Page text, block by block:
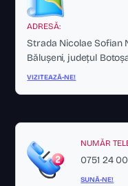
ADRESĂ:
Strada Nicolae Sofian
Bălușeni, județul
VIZITEAZĂ-NE!
NUMĂR
0751 24
SUNĂ-NE!